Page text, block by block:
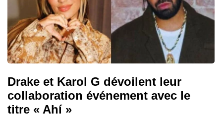
Drake et Karol G dévoilent leur
collaboration événement avec le
titre « Ahí »